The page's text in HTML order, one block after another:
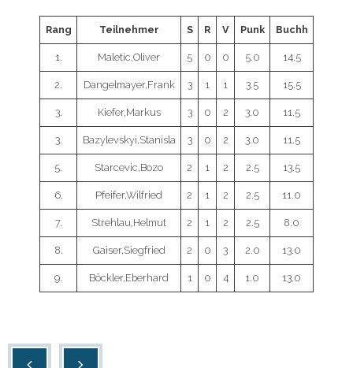
Rang Teilnehmer S R V Punk Buchh
1. Maletic,Oliver 5 0 0 5.0 14.5
2. Dangelmayer,Frank 3 1 1 3.5 15.5
3. Kiefer,Markus 3 0 2 3.0 11.5
3. Bazylevskyi,Stanisla 3 0 2 3.0 11.5
5. Starcevic,Bozo 2 1 2 2.5 13.5
6. Pfeifer,Wilfried 2 1 2 2.5 11.0
7. Strehlau,Helmut 2 1 2 2.5 8.0
8. Gaiser,Siegfried 2 0 3 2.0 13.0
9. Böckler,Eberhard 1 0 4 1.0 13.0